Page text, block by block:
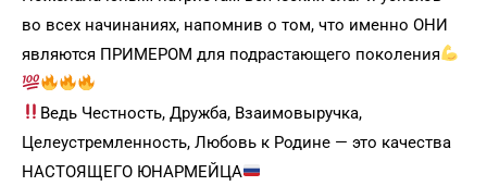
во всех начинаниях, напомнив о том, что именно ОНИ
являются ПРИМЕРОМ для подрастающего поколения
Ведь Честность, Дружба, Взаимовыручка,
Целеустремленность, Любовь к Родине — это качества
НАСТОЯЩЕГО ЮНАРМЕЙЦА